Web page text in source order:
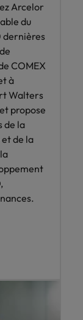
Arcelor
du
dernières
COMEX
à
Walters
propose
de la
de la